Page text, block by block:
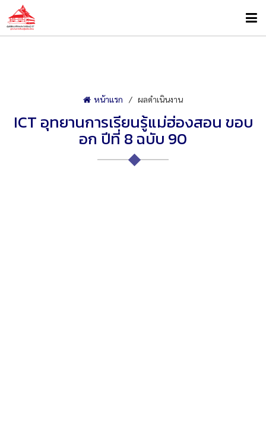
หน้าแรก ผลดำเนินงาน
ICT อุทยานการเรียนรู้แม่ฮ่องสอน ขอบ
อก ปีที่ 8 ฉบับ 90